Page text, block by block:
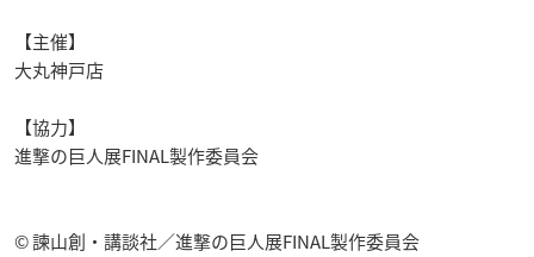
【主催】
大丸神戸店
【協力】
進撃の巨人展FINAL製作委員会
© 諫山創・講談社／進撃の巨人展FINAL製作委員会